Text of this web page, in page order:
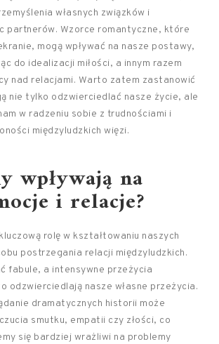
własnych związków i
partnerów. Wzorce romantyczne, które
mogą wpływać na nasze postawy,
do idealizacji miłości, a innym razem
nad relacjami. Warto zatem zastanowić
nie tylko odzwierciedlać nasze życie, ale
w radzeniu sobie z trudnościami i
międzyludzkich więzi.
wpływają na
i relacje?
rolę w kształtowaniu naszych
postrzegania relacji międzyludzkich.
fabule, a intensywne przeżycia
odzwierciedlają nasze własne przeżycia.
dramatycznych historii może
smutku, empatii czy złości, co
się bardziej wrażliwi na problemy